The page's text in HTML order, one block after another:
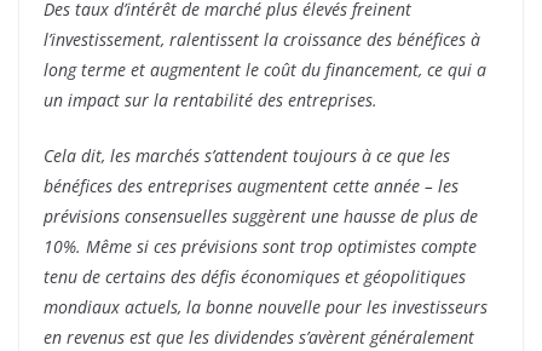
Des taux d’intérêt de marché plus élevés freinent
l’investissement, ralentissent la croissance des bénéfices à
long terme et augmentent le coût du financement, ce qui a
un impact sur la rentabilité des entreprises.
Cela dit, les marchés s’attendent toujours à ce que les
bénéfices des entreprises augmentent cette année – les
prévisions consensuelles suggèrent une hausse de plus de
10%. Même si ces prévisions sont trop optimistes compte
tenu de certains des défis économiques et géopolitiques
mondiaux actuels, la bonne nouvelle pour les investisseurs
en revenus est que les dividendes s’avèrent généralement